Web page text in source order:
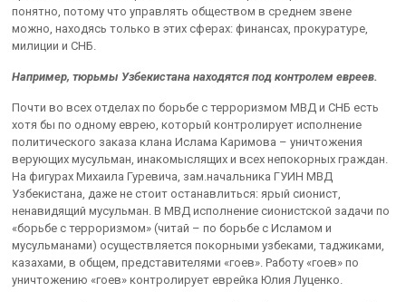
понятно, потому что управлять обществом в среднем звене
можно, находясь только в этих сферах: финансах, прокуратуре,
милиции и СНБ.
Например, тюрьмы Узбекистана находятся под контролем евреев.
Почти во всех отделах по борьбе с терроризмом МВД и СНБ есть
хотя бы по одному еврею, который контролирует исполнение
политического заказа клана Ислама Каримова – уничтожения
верующих мусульман, инакомыслящих и всех непокорных граждан.
На фигурах Михаила Гуревича, зам.начальника ГУИН МВД
Узбекистана, даже не стоит останавлиться: ярый сионист,
ненавидящий мусульман. В МВД исполнение сионистской задачи по
«борьбе с терроризмом» (читай – по борьбе с Исламом и
мусульманами) осуществляется покорными узбеками, таджиками,
казахами, в общем, представителями «гоев». Работу «гоев» по
уничтожению «гоев» контролирует еврейка Юлия Луценко.